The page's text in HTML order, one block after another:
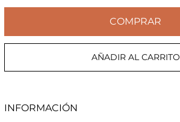
COMPRAR
AÑADIR AL CARRITO
INFORMACIÓN